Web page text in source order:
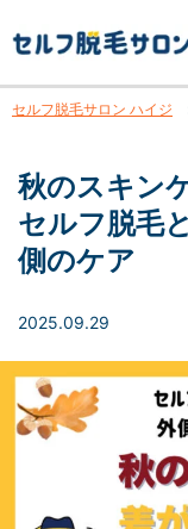
セルフ脱毛サロン ハイジ
秋のスキン
セルフ脱毛
側のケア
2025.09.29